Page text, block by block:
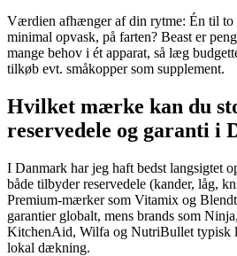
Værdien afhænger af din rytme: Én til to
minimal opvask, på farten? Beast er
mange behov i ét apparat, så læg
tilkøb evt. småkopper som supplement.
Hvilket mærke kan du
reservedele og garanti i
I Danmark har jeg haft bedst langsigtet
både tilbyder reservedele (kander, låg,
Premium-mærker som Vitamix og
garantier globalt, mens brands som
KitchenAid, Wilfa og NutriBullet typisk
lokal dækning.